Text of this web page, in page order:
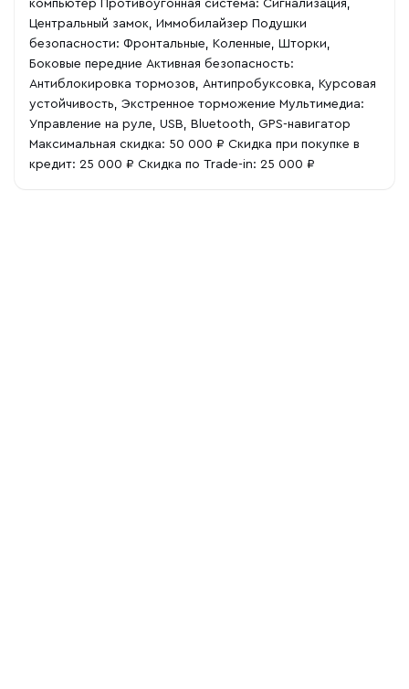
компьютер Противоугонная система: Сигнализация,
Центральный замок, Иммобилайзер Подушки
безопасности: Фронтальные, Коленные, Шторки,
Боковые передние Активная безопасность:
Антиблокировка тормозов, Антипробуксовка, Курсовая
устойчивость, Экстренное торможение Мультимедиа:
Управление на руле, USB, Bluetooth, GPS-навигатор
Максимальная скидка: 50 000 ₽ Скидка при покупке в
кредит: 25 000 ₽ Скидка по Trade-in: 25 000 ₽